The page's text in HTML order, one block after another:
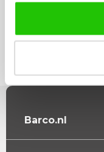
Barco.nl